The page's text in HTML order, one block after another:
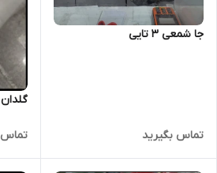
جا شمعی 3 تایی
تماس بگیرید تماس